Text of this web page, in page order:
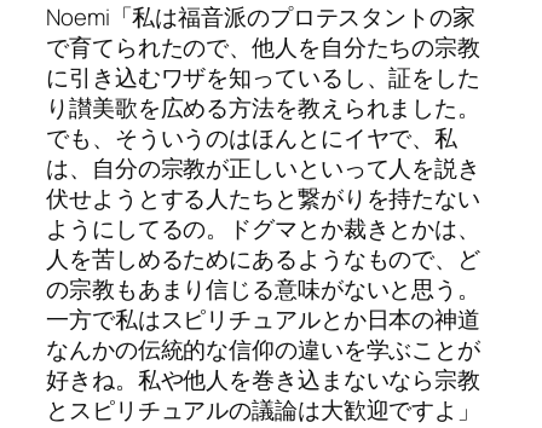
Noemi「私は福音派のプロテスタントの家
で育てられたので、他人を自分たちの宗教
に引き込むワザを知っているし、証をした
り讃美歌を広める方法を教えられました。
でも、そういうのはほんとにイヤで、私
は、自分の宗教が正しいといって人を説き
伏せようとする人たちと繋がりを持たない
ようにしてるの。ドグマとか裁きとかは、
人を苦しめるためにあるようなもので、ど
の宗教もあまり信じる意味がないと思う。
一方で私はスピリチュアルとか日本の神道
なんかの伝統的な信仰の違いを学ぶことが
好きね。私や他人を巻き込まないなら宗教
とスピリチュアルの議論は大歓迎ですよ」